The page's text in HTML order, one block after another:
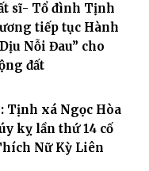
sĩ- Tổ đình Tịnh
tiếp tục Hành
Nỗi Đau” cho
đất
Tịnh xá Ngọc Hòa
kỵ lần thứ 14 cố
Nữ Kỳ Liên